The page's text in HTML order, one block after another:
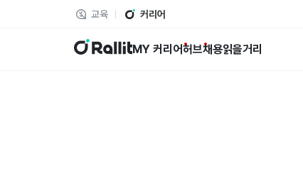
교육 커리어
랠릿 MY 커리어허브채용읽을거리